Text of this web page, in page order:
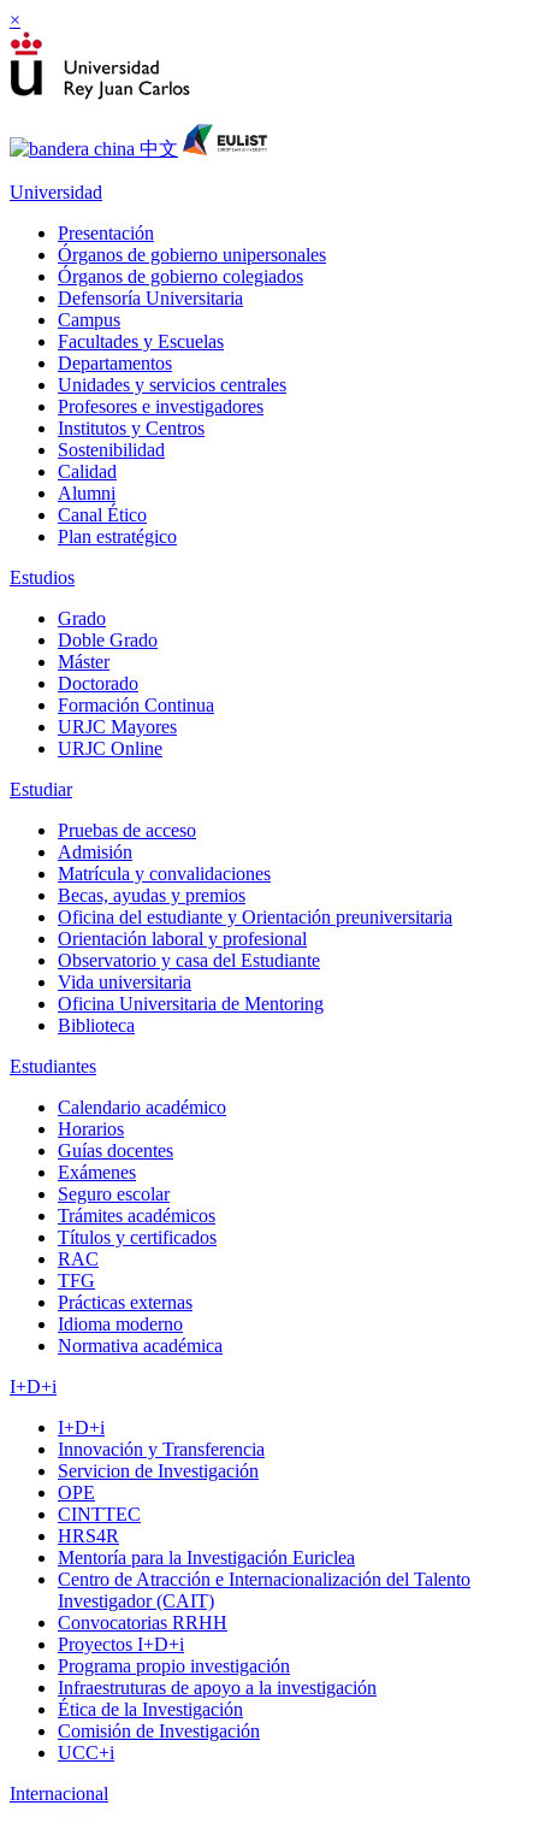
×
Universidad
Presentación
Órganos de gobierno unipersonales
Órganos de gobierno colegiados
Defensoría Universitaria
Campus
Facultades y Escuelas
Departamentos
Unidades y servicios centrales
Profesores e investigadores
Institutos y Centros
Sostenibilidad
Calidad
Alumni
Canal Ético
Plan estratégico
Estudios
Grado
Doble Grado
Máster
Doctorado
Formación Continua
URJC Mayores
URJC Online
Estudiar
Pruebas de acceso
Admisión
Matrícula y convalidaciones
Becas, ayudas y premios
Oficina del estudiante y Orientación preuniversitaria
Orientación laboral y profesional
Observatorio y casa del Estudiante
Vida universitaria
Oficina Universitaria de Mentoring
Biblioteca
Estudiantes
Calendario académico
Horarios
Guías docentes
Exámenes
Seguro escolar
Trámites académicos
Títulos y certificados
RAC
TFG
Prácticas externas
Idioma moderno
Normativa académica
I+D+i
I+D+i
Innovación y Transferencia
Servicion de Investigación
OPE
CINTTEC
HRS4R
Mentoría para la Investigación Euriclea
Centro de Atracción e Internacionalización del Talento
Investigador (CAIT)
Convocatorias RRHH
Proyectos I+D+i
Programa propio investigación
Infraestruturas de apoyo a la investigación
Ética de la Investigación
Comisión de Investigación
UCC+i
Internacional